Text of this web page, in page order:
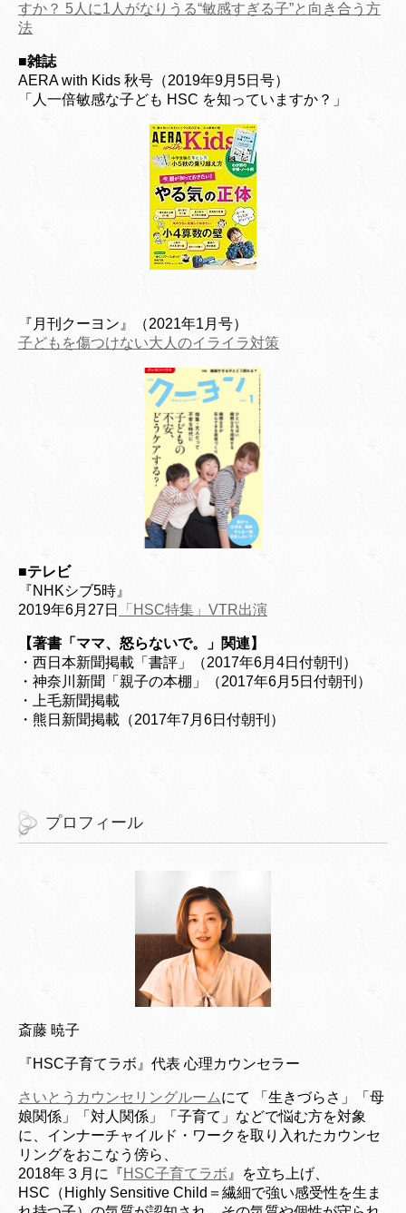
すか？ 5人に1人がなりうる“敏感すぎる子”と向き合う方
法
■雑誌
AERA with Kids 秋号（2019年9月5日号）
「人一倍敏感な子ども HSC を知っていますか？」
『月刊クーヨン』（2021年1月号）
子どもを傷つけない大人のイライラ対策
■テレビ
『NHKシブ5時』
2019年6月27日
「HSC特集」VTR出演
【著書「ママ、怒らないで。」関連】
・西日本新聞掲載「書評」（2017年6月4日付朝刊）
・神奈川新聞「親子の本棚」（2017年6月5日付朝刊）
・上毛新聞掲載
・熊日新聞掲載（2017年7月6日付朝刊）
プロフィール
斎藤 暁子
『HSC子育てラボ』代表 心理カウンセラー
さいとうカウンセリングルームにて 「生きづらさ」「母
娘関係」「対人関係」「子育て」などで悩む方を対象
に、インナーチャイルド・ワークを取り入れたカウンセ
リングをおこなう傍ら、
2018年３月に『HSC子育てラボ 』を立ち上げ、
HSC（Highly Sensitive Child＝繊細で強い感受性を生ま